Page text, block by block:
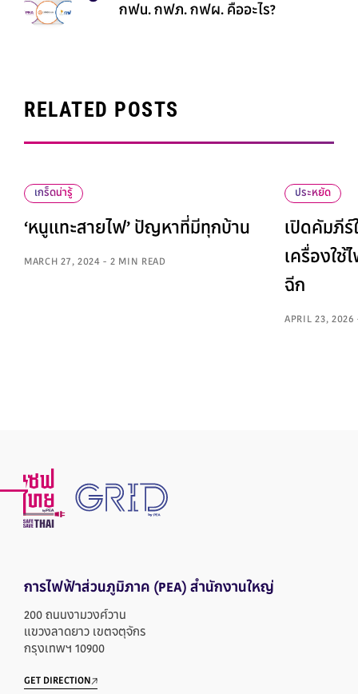
กฟน. กฟภ. กฟผ. คืออะไร?
RELATED POSTS
เกร็ดน่ารู้
‘หนูแทะสายไฟ’ ปัญหาที่มีทุกบ้าน
MARCH 27, 2024 - 2 MIN READ
ประหยัด
เปิดคัมภีร์
เครื่องใช้
ฉีก
APRIL 23, 2026
การไฟฟ้าส่วนภูมิภาค (PEA) สำนักงานใหญ่
200 ถนนงามวงศ์วาน
แขวงลาดยาว เขตจตุจักร
กรุงเทพฯ 10900
GET DIRECTION